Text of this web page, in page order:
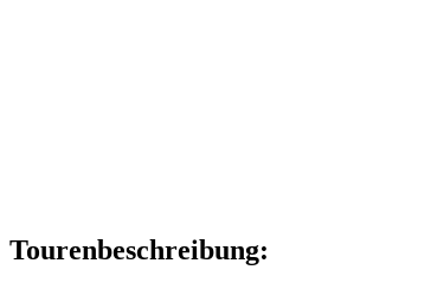
Tourenbeschreibung: